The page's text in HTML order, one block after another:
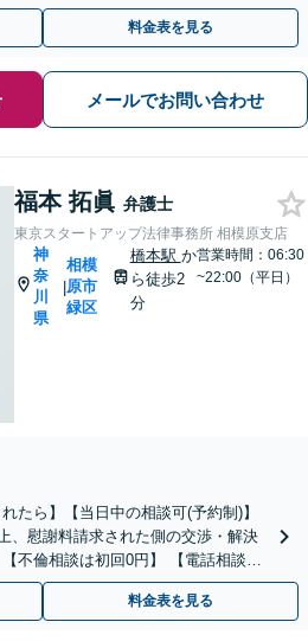
密厳守】
料金表を見る
メールでお問い合わせ
福本 拓眞 弁護士
東京スタートアップ法律事務所 相模原支店
神
奈
川
県
|
相模
原市
緑区
橋本駅 か
ら徒歩2
分
営業時間：06:30
~22:00（平日）
たら】【当日中の相談可(予約制)】
、慰謝料請求された側の交渉・解決
不倫相談は初回0円】 【電話相談で
料金表を見る